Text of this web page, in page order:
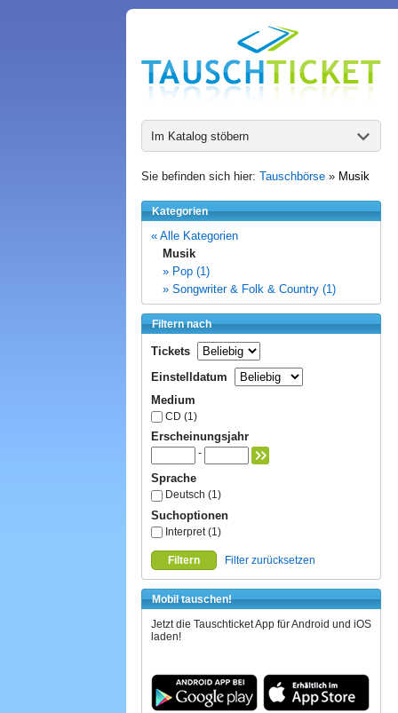
Im Katalog stöbern
Sie befinden sich hier: Tauschbörse » Musik
Kategorien
« Alle Kategorien
Musik
» Pop (1)
» Songwriter & Folk & Country (1)
Filtern nach
Tickets
Einstelldatum
Medium
CD (1)
Erscheinungsjahr
-
Sprache
Deutsch (1)
Suchoptionen
Interpret (1)
Filtern Filter zurücksetzen
Mobil tauschen!
Jetzt die Tauschticket App für Android und iOS
laden!